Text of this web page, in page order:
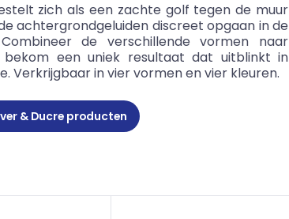
zich als een zachte golf tegen de muur
achtergrondgeluiden discreet opgaan in de
de verschillende vormen naar
een uniek resultaat dat uitblinkt in
Verkrijgbaar in vier vormen en vier kleuren.
& Ducre producten